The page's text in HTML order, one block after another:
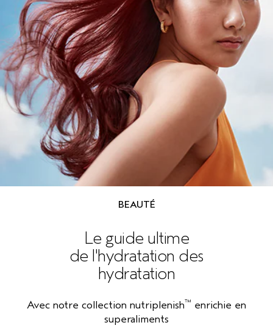
BEAUTÉ
Le guide ultime
de l'hydratation des
hydratation
Avec notre collection nutriplenish™ enrichie en
superaliments